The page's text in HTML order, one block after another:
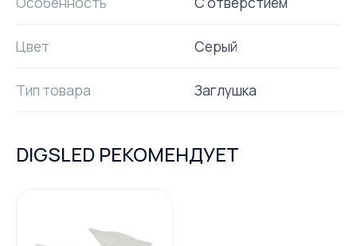
Цвет Серый
Тип товара Заглушка
DIGSLED РЕКОМЕНДУЕТ